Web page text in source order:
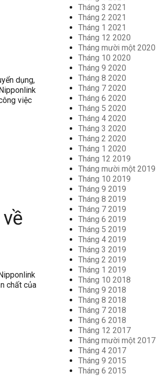
dụng,
việc
chất của
Tháng 3 2021
Tháng 2 2021
Tháng 1 2021
Tháng 12 2020
Tháng mười một 2020
Tháng 10 2020
Tháng 9 2020
Tháng 8 2020
Tháng 7 2020
Tháng 6 2020
Tháng 5 2020
Tháng 4 2020
Tháng 3 2020
Tháng 2 2020
Tháng 1 2020
Tháng 12 2019
Tháng mười một 2019
Tháng 10 2019
Tháng 9 2019
Tháng 8 2019
Tháng 7 2019
Tháng 6 2019
Tháng 5 2019
Tháng 4 2019
Tháng 3 2019
Tháng 2 2019
Tháng 1 2019
Tháng 10 2018
Tháng 9 2018
Tháng 8 2018
Tháng 7 2018
Tháng 6 2018
Tháng 12 2017
Tháng mười một 2017
Tháng 4 2017
Tháng 9 2015
Tháng 6 2015